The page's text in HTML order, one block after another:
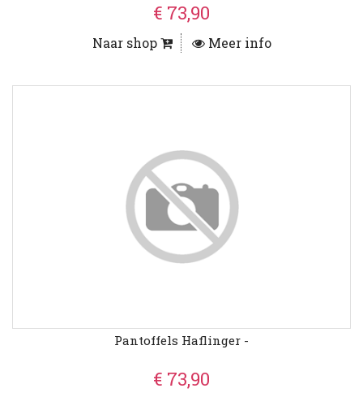
€ 73,90
Naar shop Meer info
Pantoffels Haflinger -
€ 73,90